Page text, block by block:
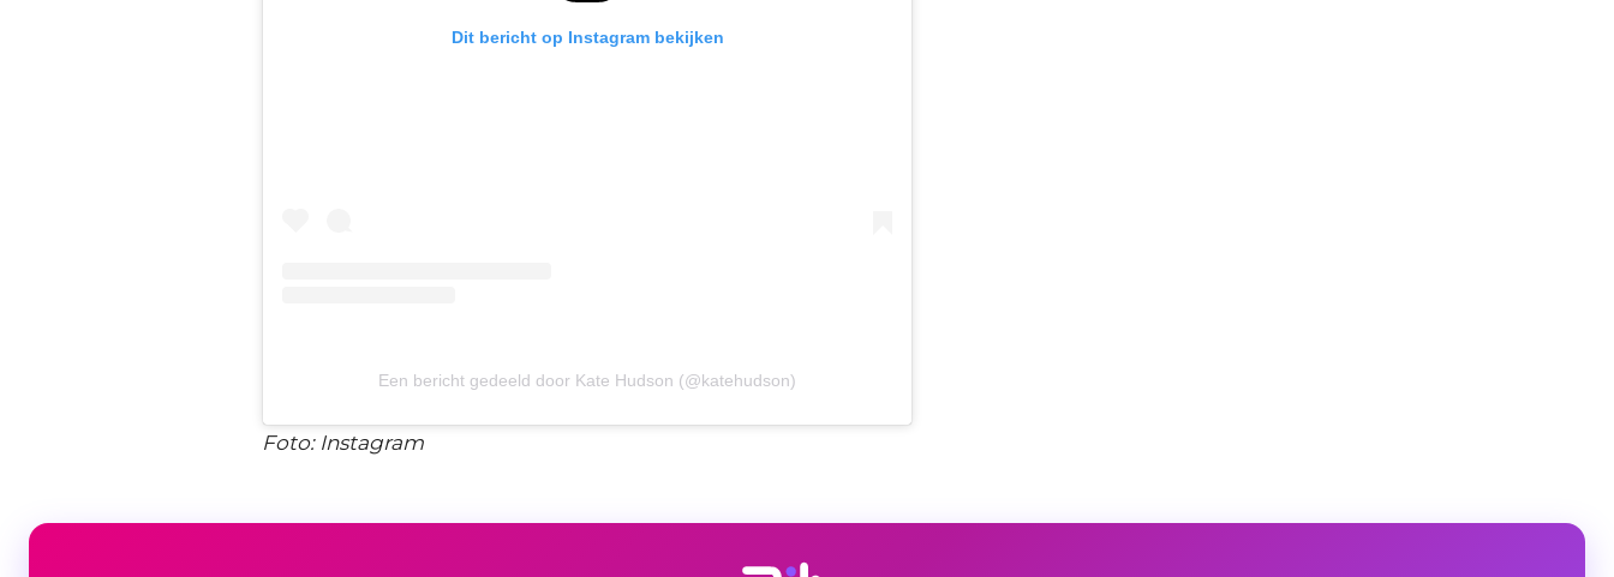
Dit bericht op Instagram bekijken
Een bericht gedeeld door Kate Hudson (@katehudson)
Foto: Instagram